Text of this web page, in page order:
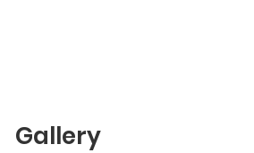
Gallery